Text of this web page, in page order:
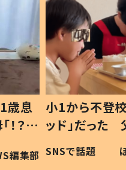
は「ギフテ
ウチ給食”を
#令和の親
せなNEWS編集部
ひ孫
が、
い」